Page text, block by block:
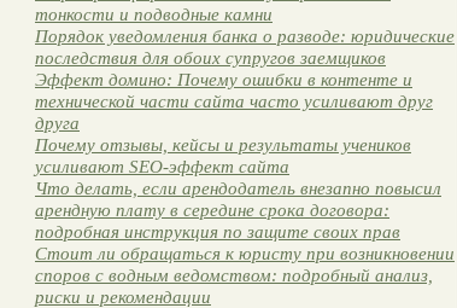
тонкости и подводные камни
Порядок уведомления банка о разводе: юридические
последствия для обоих супругов заемщиков
Эффект домино: Почему ошибки в контенте и
технической части сайта часто усиливают друг
друга
Почему отзывы, кейсы и результаты учеников
усиливают SEO-эффект сайта
Что делать, если арендодатель внезапно повысил
арендную плату в середине срока договора:
подробная инструкция по защите своих прав
Стоит ли обращаться к юристу при возникновении
споров с водным ведомством: подробный анализ,
риски и рекомендации